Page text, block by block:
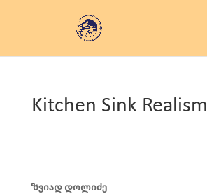
Kitchen Sink Realism
ზვიად დოლიძე